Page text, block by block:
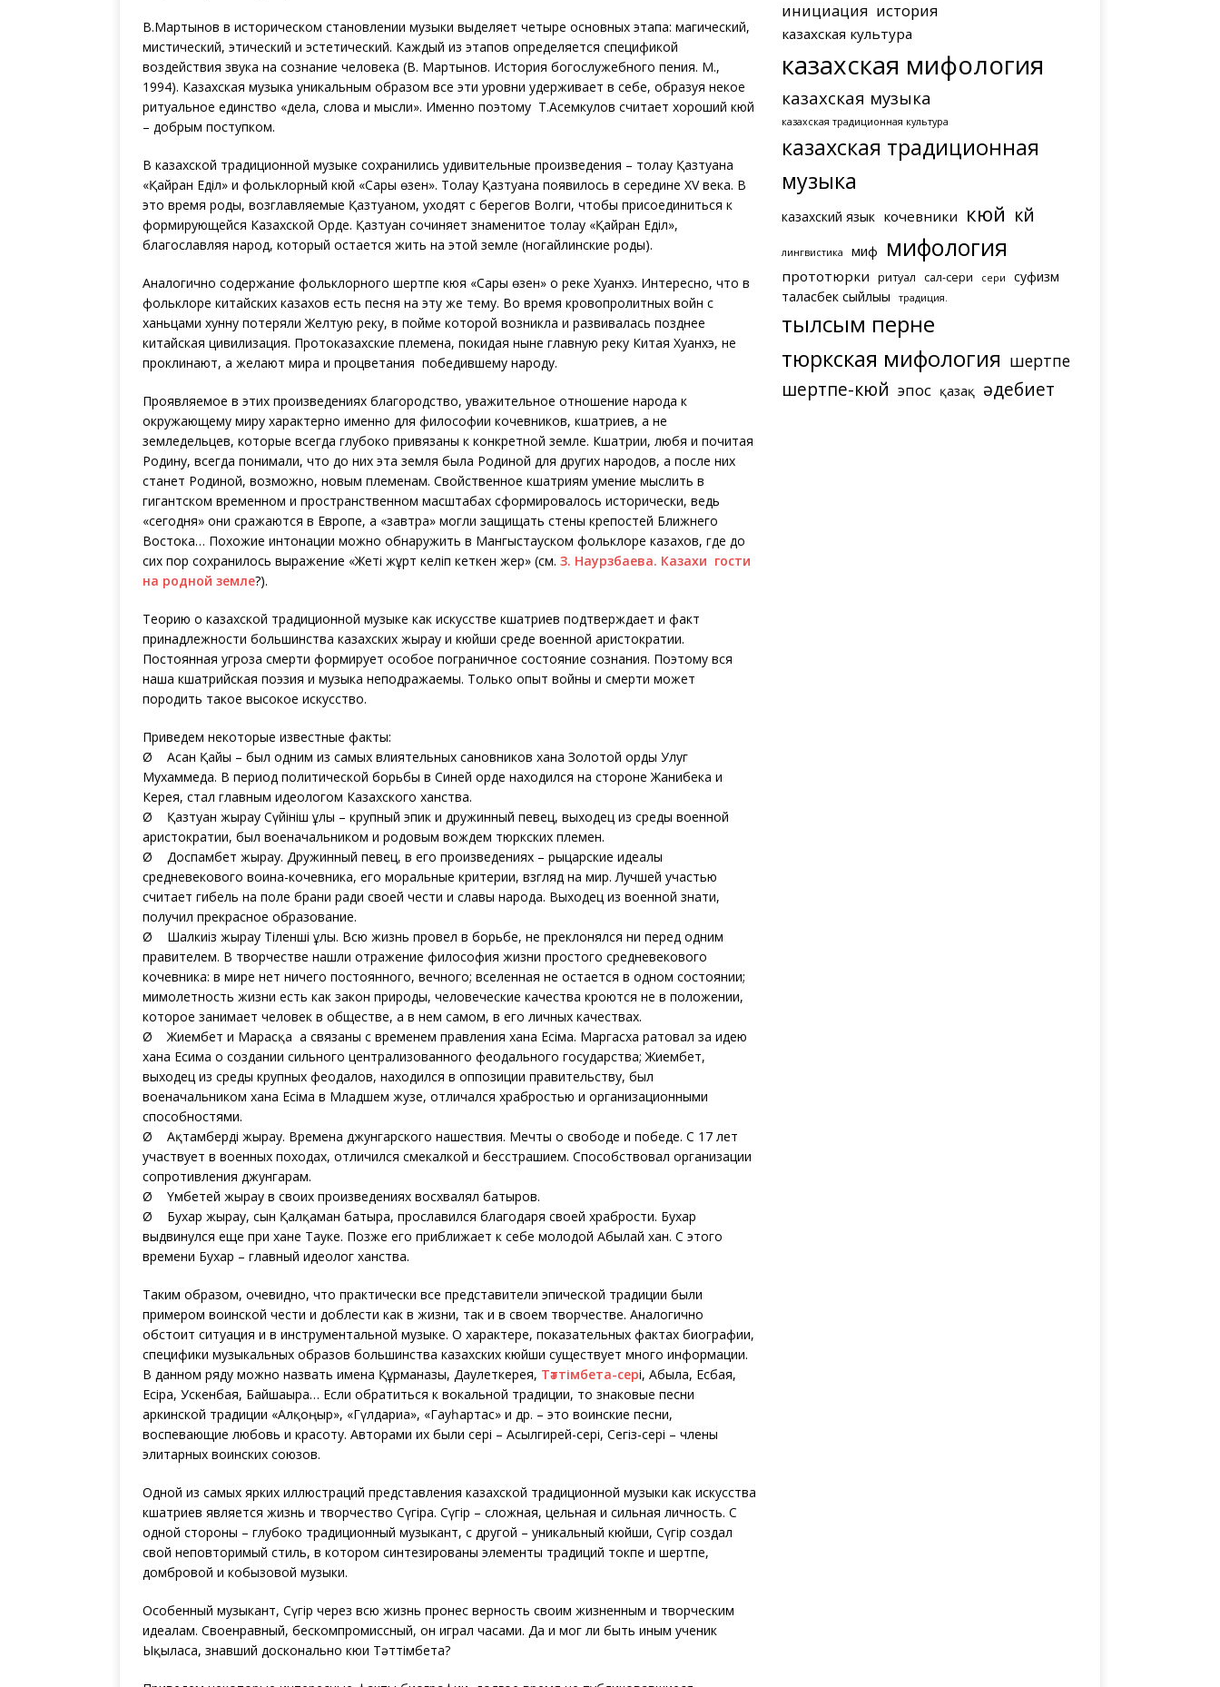
В.Мартынов в историческом становлении музыки выделяет четыре основных этапа: магический,
мистический, этический и эстетический. Каждый из этапов определяется спецификой
воздействия звука на сознание человека (В. Мартынов. История богослужебного пения. М.,
1994). Казахская музыка уникальным образом все эти уровни удерживает в себе, образуя некое
ритуальное единство «дела, слова и мысли». Именно поэтому Т.Асемкулов считает хороший кюй
– добрым поступком.
В казахской традиционной музыке сохранились удивительные произведения – толғау Қазтуғана
«Қайран Еділ» и фольклорный кюй «Сары өзен». Толғау Қазтуғана появилось в середине ХV века. В
это время роды, возглавляемые Қазтуғаном, уходят с берегов Волги, чтобы присоединиться к
формирующейся Казахской Орде. Қазтуған сочиняет знаменитое толғау «Қайран Еділ»,
благославляя народ, который остается жить на этой земле (ногайлинские роды).
Аналогично содержание фольклорного шертпе кюя «Сары өзен» о реке Хуанхэ. Интересно, что в
фольклоре китайских казахов есть песня на эту же тему. Во время кровопролитных войн с
ханьцами хунну потеряли Желтую реку, в пойме которой возникла и развивалась позднее
китайская цивилизация. Протоказахские племена, покидая ныне главную реку Китая Хуанхэ, не
проклинают, а желают мира и процветания победившему народу.
Проявляемое в этих произведениях благородство, уважительное отношение народа к
окружающему миру характерно именно для философии кочевников, кшатриев, а не
земледельцев, которые всегда глубоко привязаны к конкретной земле. Кшатрии, любя и почитая
Родину, всегда понимали, что до них эта земля была Родиной для других народов, а после них
станет Родиной, возможно, новым племенам. Свойственное кшатриям умение мыслить в
гигантском временном и пространственном масштабах сформировалось исторически, ведь
«сегодня» они сражаются в Европе, а «завтра» могли защищать стены крепостей Ближнего
Востока… Похожие интонации можно обнаружить в Мангыстауском фольклоре казахов, где до
сих пор сохранилось выражение «Жеті жұрт келіп кеткен жер» (см. З. Наурзбаева. Казахи гости
на родной земле?).
Теорию о казахской традиционной музыке как искусстве кшатриев подтверждает и факт
принадлежности большинства казахских жырау и кюйши среде военной аристократии.
Постоянная угроза смерти формирует особое пограничное состояние сознания. Поэтому вся
наша кшатрийская поэзия и музыка неподражаемы. Только опыт войны и смерти может
породить такое высокое искусство.
Приведем некоторые известные факты:
Ø Асан Қайғы – был одним из самых влиятельных сановников хана Золотой орды Улуг
Мухаммеда. В период политической борьбы в Синей орде находился на стороне Жанибека и
Керея, стал главным идеологом Казахского ханства.
Ø Қазтуған жырау Сүйініш ұлы – крупный эпик и дружинный певец, выходец из среды военной
аристократии, был военачальником и родовым вождем тюркских племен.
Ø Доспамбет жырау. Дружинный певец, в его произведениях – рыцарские идеалы
средневекового воина-кочевника, его моральные критерии, взгляд на мир. Лучшей участью
считает гибель на поле брани ради своей чести и славы народа. Выходец из военной знати,
получил прекрасное образование.
Ø Шалкиіз жырау Тіленші ұлы. Всю жизнь провел в борьбе, не преклонялся ни перед одним
правителем. В творчестве нашли отражение философия жизни простого средневекового
кочевника: в мире нет ничего постоянного, вечного; вселенная не остается в одном состоянии;
мимолетность жизни есть как закон природы, человеческие качества кроются не в положении,
которое занимает человек в обществе, а в нем самом, в его личных качествах.
Ø Жиембет и Марғасқа а связаны с временем правления хана Есіма. Маргасха ратовал за идею
хана Есима о создании сильного централизованного феодального государства; Жиембет,
выходец из среды крупных феодалов, находился в оппозиции правительству, был
военачальником хана Есіма в Младшем жузе, отличался храбростью и организационными
способностями.
Ø Ақтамберді жырау. Времена джунгарского нашествия. Мечты о свободе и победе. С 17 лет
участвует в военных походах, отличился смекалкой и бесстрашием. Способствовал организации
сопротивления джунгарам.
Ø Үмбетей жырау в своих произведениях восхвалял батыров.
Ø Бухар жырау, сын Қалқаман батыра, прославился благодаря своей храбрости. Бухар
выдвинулся еще при хане Тауке. Позже его приближает к себе молодой Абылай хан. С этого
времени Бухар – главный идеолог ханства.
Таким образом, очевидно, что практически все представители эпической традиции были
примером воинской чести и доблести как в жизни, так и в своем творчестве. Аналогично
обстоит ситуация и в инструментальной музыке. О характере, показательных фактах биографии,
специфики музыкальных образов большинства казахских кюйши существует много информации.
В данном ряду можно назвать имена Құрманғазы, Даулеткерея, Тәттімбета-сері, Абыла, Есбая,
Есіра, Ускенбая, Байшағыра… Если обратиться к вокальной традиции, то знаковые песни
аркинской традиции «Алқоңыр», «Гүлдариға», «Гауһартас» и др. – это воинские песни,
воспевающие любовь и красоту. Авторами их были сері – Асылгирей-сері, Сегіз-сері – члены
элитарных воинских союзов.
Одной из самых ярких иллюстраций представления казахской традиционной музыки как искусства
кшатриев является жизнь и творчество Сүгіра. Сүгір – сложная, цельная и сильная личность. С
одной стороны – глубоко традиционный музыкант, с другой – уникальный кюйши, Сүгір создал
свой неповторимый стиль, в котором синтезированы элементы традиций токпе и шертпе,
домбровой и кобызовой музыки.
Особенный музыкант, Сүгір через всю жизнь пронес верность своим жизненным и творческим
идеалам. Своенравный, бескомпромиссный, он играл часами. Да и мог ли быть иным ученик
Ықыласа, знавший досконально кюи Тәттімбета?
инициация история
казахская культура
казахская мифология
казахская музыка
казахская традиционная культура
казахская традиционная
музыка
казахский язык кочевники кюй күй
лингвистика миф мифология
прототюрки ритуал сал-сери сери
суфизм
таласбек сыйлығы
традиция.
тылсым перне
тюркская мифология шертпе
шертпе-кюй эпос қазақ әдебиет